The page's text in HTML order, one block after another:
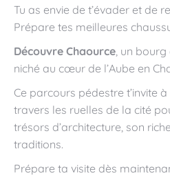
Tu as envie de t’évader et de
Prépare tes meilleures
Découvre Chaource, un bourg
niché au cœur de l’Aube en
Ce parcours pédestre t’invite
travers les ruelles de la cité
trésors d’architecture, son
traditions.
Prépare ta visite dès